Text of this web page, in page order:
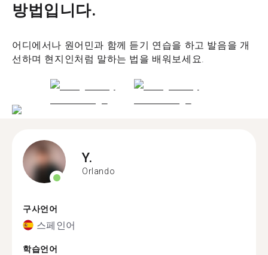
방법입니다.
어디에서나 원어민과 함께 듣기 연습을 하고 발음을 개
선하며 현지인처럼 말하는 법을 배워보세요.
Y.
Orlando
구사언어
스페인어
학습언어